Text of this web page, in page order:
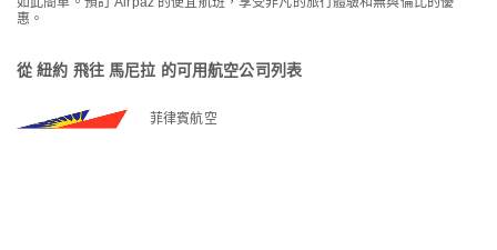
惠。
從 紐約 飛往 馬尼拉 的可用航空公司列表
菲律賓航空